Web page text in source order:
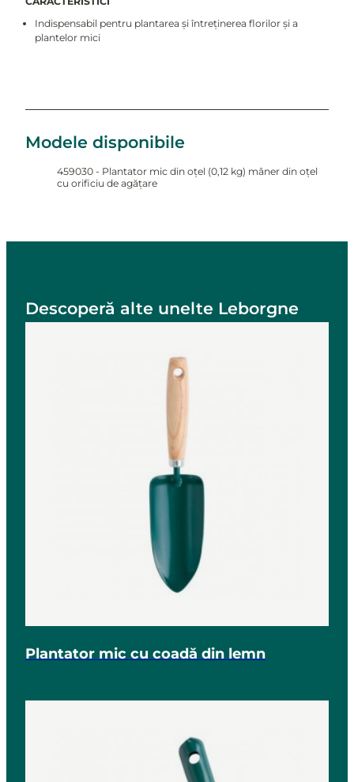
Indispensabil pentru plantarea și întreținerea florilor și a
plantelor mici
Modele disponibile
459030 - Plantator mic din oțel (0,12 kg) mâner din oțel
cu orificiu de agățare
Descoperă alte unelte Leborgne
Plantator mic cu coadă din lemn